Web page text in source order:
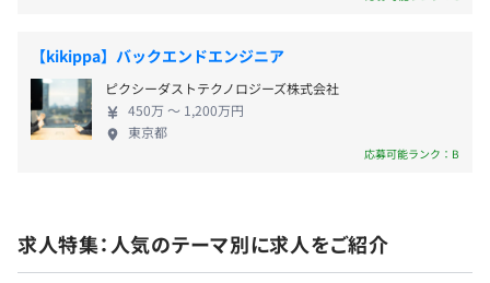
・サーバ：AWS
・データベース：Amazon DynamoDB, Elasticsearch
・CI / CD：GitHub Actions
社会保険完備（健康保険・厚生年金加入、雇用保険・労災
6カ月間の試用期間あり（待遇に変更はありません）
【kikippa】バックエンドエンジニア
ピクシーダストテクノロジーズ株式会社
450万 〜 1,200万円
東京都
応募可能ランク：B
求人特集：人気のテーマ別に求人をご紹介